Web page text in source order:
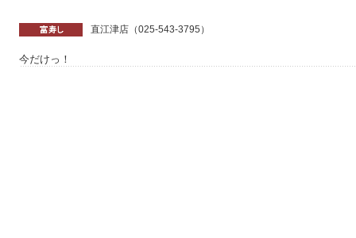
直江津店（025-543-3795）
今だけっ！